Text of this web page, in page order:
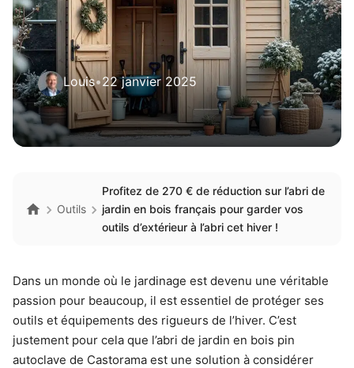
Louis•22 janvier 2025
Outils
Profitez de 270 € de réduction sur l’abri de
jardin en bois français pour garder vos
outils d’extérieur à l’abri cet hiver !
Dans un monde où le jardinage est devenu une véritable
passion pour beaucoup, il est essentiel de protéger ses
outils et équipements des rigueurs de l’hiver. C’est
justement pour cela que l’abri de jardin en bois pin
autoclave de Castorama est une solution à considérer